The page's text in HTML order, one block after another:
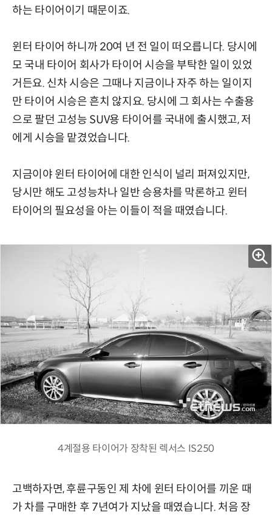
하는 타이어이기 때문이죠.
윈터 타이어 하니까 20여 년 전 일이 떠오릅니다. 당시에
모 국내 타이어 회사가 타이어 시승을 부탁한 일이 있었
거든요. 신차 시승은 그때나 지금이나 자주 하는 일이지
만 타이어 시승은 흔치 않지요. 당시에 그 회사는 수출용
으로 팔던 고성능 SUV용 타이어를 국내에 출시했고, 저
에게 시승을 맡겼었습니다.
지금이야 윈터 타이어에 대한 인식이 널리 퍼져있지만,
당시만 해도 고성능차나 일반 승용차를 막론하고 윈터
타이어의 필요성을 아는 이들이 적을 때였습니다.
4계절용 타이어가 장착된 렉서스 IS250
고백하자면, 후륜구동인 제 차에 윈터 타이어를 끼운 때
가 차를 구매한 후 7년여가 지났을 때였습니다. 처음 장